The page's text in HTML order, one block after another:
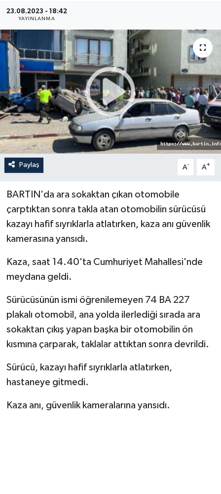
23.08.2023 - 18:42
YAYINLANMA
Paylaş A- A+
BARTIN'da ara sokaktan çıkan otomobile
çarptıktan sonra takla atan otomobilin sürücüsü
kazayı hafif sıyrıklarla atlatırken, kaza anı güvenlik
kamerasına yansıdı.
Kaza, saat 14.40'ta Cumhuriyet Mahallesi'nde
meydana geldi.
Sürücüsünün ismi öğrenilemeyen 74 BA 227
plakalı otomobil, ana yolda ilerlediği sırada ara
sokaktan çıkış yapan başka bir otomobilin ön
kısmına çarparak, taklalar attıktan sonra devrildi.
Sürücü, kazayı hafif sıyrıklarla atlatırken,
hastaneye gitmedi.
Kaza anı, güvenlik kameralarına yansıdı.
Medya
Sağlık
Sinema
Sivil Toplum
Siyaset
Spor
Tarım
Turizm
Yaşam
Yerel Yönetimler
DÜNYA